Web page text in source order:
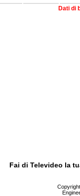
Dati di
Fai di Televideo la